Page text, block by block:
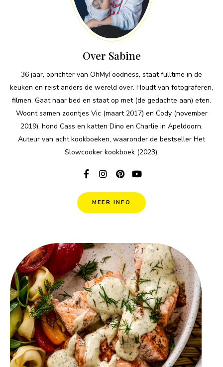
Over Sabine
36 jaar, oprichter van OhMyFoodness, staat fulltime in de
keuken en reist anders de wereld over. Houdt van fotograferen,
filmen. Gaat naar bed en staat op met (de gedachte aan) eten.
Woont samen zoontjes Vic (maart 2017) en Cody (november
2019), hond Cass en katten Dino en Charlie in Apeldoorn.
Auteur van acht kookboeken, waaronder de bestseller Het
Slowcooker kookboek (2023).
MEER INFO